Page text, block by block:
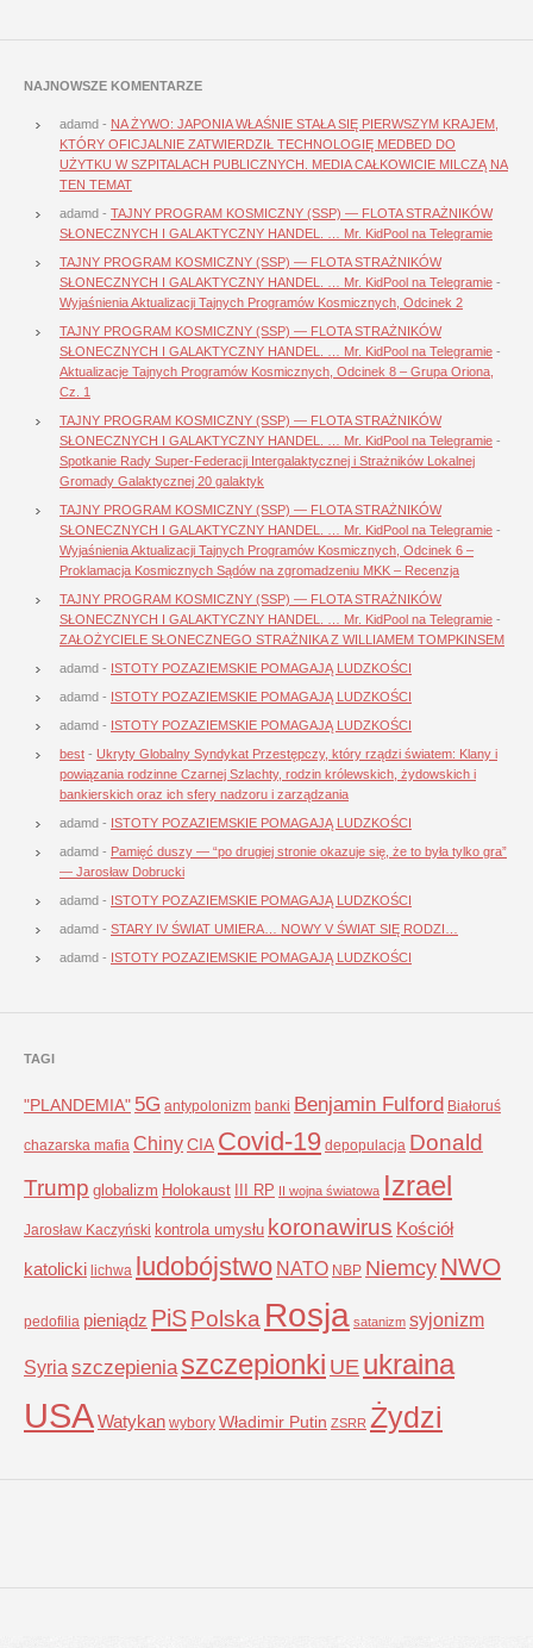
NAJNOWSZE KOMENTARZE
adamd - NA ŻYWO: JAPONIA WŁAŚNIE STAŁA SIĘ PIERWSZYM KRAJEM,
KTÓRY OFICJALNIE ZATWIERDZIŁ TECHNOLOGIĘ MEDBED DO
UŻYTKU W SZPITALACH PUBLICZNYCH. MEDIA CAŁKOWICIE MILCZĄ NA
TEN TEMAT
adamd - TAJNY PROGRAM KOSMICZNY (SSP) — FLOTA STRAŻNIKÓW
SŁONECZNYCH I GALAKTYCZNY HANDEL. … Mr. KidPool na Telegramie
TAJNY PROGRAM KOSMICZNY (SSP) — FLOTA STRAŻNIKÓW
SŁONECZNYCH I GALAKTYCZNY HANDEL. … Mr. KidPool na Telegramie -
Wyjaśnienia Aktualizacji Tajnych Programów Kosmicznych, Odcinek 2
TAJNY PROGRAM KOSMICZNY (SSP) — FLOTA STRAŻNIKÓW
SŁONECZNYCH I GALAKTYCZNY HANDEL. … Mr. KidPool na Telegramie -
Aktualizacje Tajnych Programów Kosmicznych, Odcinek 8 – Grupa Oriona,
Cz. 1
TAJNY PROGRAM KOSMICZNY (SSP) — FLOTA STRAŻNIKÓW
SŁONECZNYCH I GALAKTYCZNY HANDEL. … Mr. KidPool na Telegramie -
Spotkanie Rady Super-Federacji Intergalaktycznej i Strażników Lokalnej
Gromady Galaktycznej 20 galaktyk
TAJNY PROGRAM KOSMICZNY (SSP) — FLOTA STRAŻNIKÓW
SŁONECZNYCH I GALAKTYCZNY HANDEL. … Mr. KidPool na Telegramie -
Wyjaśnienia Aktualizacji Tajnych Programów Kosmicznych, Odcinek 6 –
Proklamacja Kosmicznych Sądów na zgromadzeniu MKK – Recenzja
TAJNY PROGRAM KOSMICZNY (SSP) — FLOTA STRAŻNIKÓW
SŁONECZNYCH I GALAKTYCZNY HANDEL. … Mr. KidPool na Telegramie -
ZAŁOŻYCIELE SŁONECZNEGO STRAŻNIKA Z WILLIAMEM TOMPKINSEM
adamd - ISTOTY POZAZIEMSKIE POMAGAJĄ LUDZKOŚCI
adamd - ISTOTY POZAZIEMSKIE POMAGAJĄ LUDZKOŚCI
adamd - ISTOTY POZAZIEMSKIE POMAGAJĄ LUDZKOŚCI
best - Ukryty Globalny Syndykat Przestępczy, który rządzi światem: Klany i
powiązania rodzinne Czarnej Szlachty, rodzin królewskich, żydowskich i
bankierskich oraz ich sfery nadzoru i zarządzania
adamd - ISTOTY POZAZIEMSKIE POMAGAJĄ LUDZKOŚCI
adamd - Pamięć duszy — “po drugiej stronie okazuje się, że to była tylko gra”
— Jarosław Dobrucki
adamd - ISTOTY POZAZIEMSKIE POMAGAJĄ LUDZKOŚCI
adamd - STARY IV ŚWIAT UMIERA… NOWY V ŚWIAT SIĘ RODZI…
adamd - ISTOTY POZAZIEMSKIE POMAGAJĄ LUDZKOŚCI
TAGI
"PLANDEMIA" 5G antypolonizm banki Benjamin Fulford Białoruś
chazarska mafia ChinyCIA Covid-19 depopulacja Donald
Trump globalizm Holokaust III RP II wojna światowa Izrael
Jarosław Kaczyński kontrola umysłu koronawirus Kościół
katolicki lichwa ludobójstwo NATO NBP NiemcyNWO
pedofilia pieniądz PiSPolska Rosja satanizm syjonizm
Syria szczepienia szczepionki UE ukraina
USAWatykan wybory Władimir Putin ZSRR Żydzi